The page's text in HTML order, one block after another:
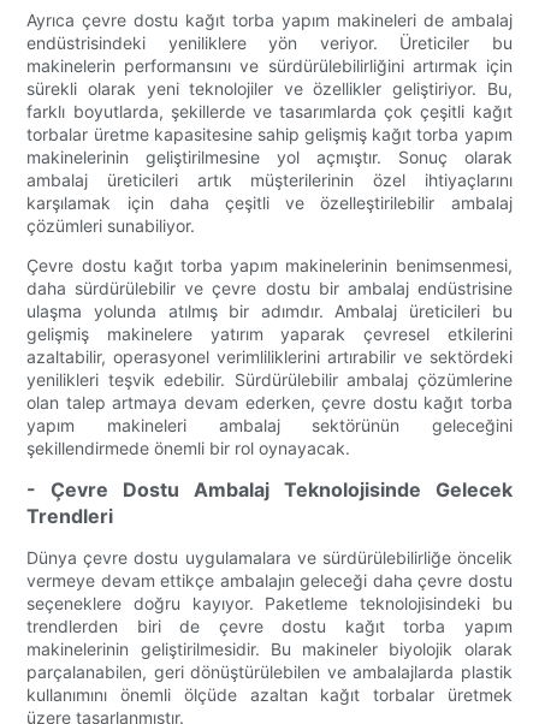
Ayrıca çevre dostu kağıt torba yapım makineleri de ambalaj
endüstrisindeki yeniliklere yön veriyor. Üreticiler bu
makinelerin performansını ve sürdürülebilirliğini artırmak için
sürekli olarak yeni teknolojiler ve özellikler geliştiriyor. Bu,
farklı boyutlarda, şekillerde ve tasarımlarda çok çeşitli kağıt
torbalar üretme kapasitesine sahip gelişmiş kağıt torba yapım
makinelerinin geliştirilmesine yol açmıştır. Sonuç olarak
ambalaj üreticileri artık müşterilerinin özel ihtiyaçlarını
karşılamak için daha çeşitli ve özelleştirilebilir ambalaj
çözümleri sunabiliyor.
Çevre dostu kağıt torba yapım makinelerinin benimsenmesi,
daha sürdürülebilir ve çevre dostu bir ambalaj endüstrisine
ulaşma yolunda atılmış bir adımdır. Ambalaj üreticileri bu
gelişmiş makinelere yatırım yaparak çevresel etkilerini
azaltabilir, operasyonel verimliliklerini artırabilir ve sektördeki
yenilikleri teşvik edebilir. Sürdürülebilir ambalaj çözümlerine
olan talep artmaya devam ederken, çevre dostu kağıt torba
yapım makineleri ambalaj sektörünün geleceğini
şekillendirmede önemli bir rol oynayacak.
- Çevre Dostu Ambalaj Teknolojisinde Gelecek
Trendleri
Dünya çevre dostu uygulamalara ve sürdürülebilirliğe öncelik
vermeye devam ettikçe ambalajın geleceği daha çevre dostu
seçeneklere doğru kayıyor. Paketleme teknolojisindeki bu
trendlerden biri de çevre dostu kağıt torba yapım
makinelerinin geliştirilmesidir. Bu makineler biyolojik olarak
parçalanabilen, geri dönüştürülebilen ve ambalajlarda plastik
kullanımını önemli ölçüde azaltan kağıt torbalar üretmek
üzere tasarlanmıştır.